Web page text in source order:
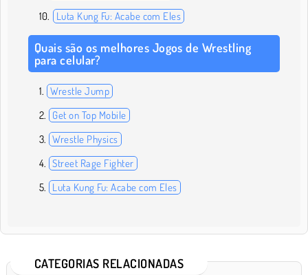
Luta Kung Fu: Acabe com Eles
Quais são os melhores Jogos de Wrestling
para celular?
Wrestle Jump
Get on Top Mobile
Wrestle Physics
Street Rage Fighter
Luta Kung Fu: Acabe com Eles
CATEGORIAS RELACIONADAS